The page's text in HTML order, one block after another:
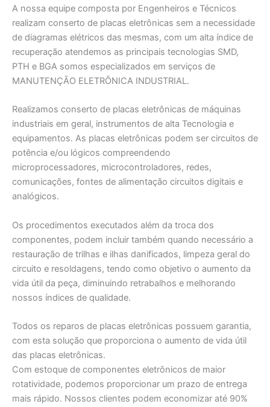
A nossa equipe composta por Engenheiros e Técnicos
realizam conserto de placas eletrônicas sem a necessidade
de diagramas elétricos das mesmas, com um alta índice de
recuperação atendemos as principais tecnologias SMD,
PTH e BGA somos especializados em serviços de
MANUTENÇĀO ELETRÔNICA INDUSTRIAL.
Realizamos conserto de placas eletrônicas de máquinas
industriais em geral, instrumentos de alta Tecnologia e
equipamentos. As placas eletrônicas podem ser circuitos de
potência e/ou lógicos compreendendo
microprocessadores, microcontroladores, redes,
comunicações, fontes de alimentação circuitos digitais e
analógicos.
Os procedimentos executados além da troca dos
componentes, podem incluir também quando necessário a
restauração de trilhas e ilhas danificados, limpeza geral do
circuito e resoldagens, tendo como objetivo o aumento da
vida útil da peça, diminuindo retrabalhos e melhorando
nossos índices de qualidade.
Todos os reparos de placas eletrônicas possuem garantia,
com esta solução que proporciona o aumento de vida útil
das placas eletrônicas.
Com estoque de componentes eletrônicos de maior
rotatividade, podemos proporcionar um prazo de entrega
mais rápido. Nossos clientes podem economizar até 90%